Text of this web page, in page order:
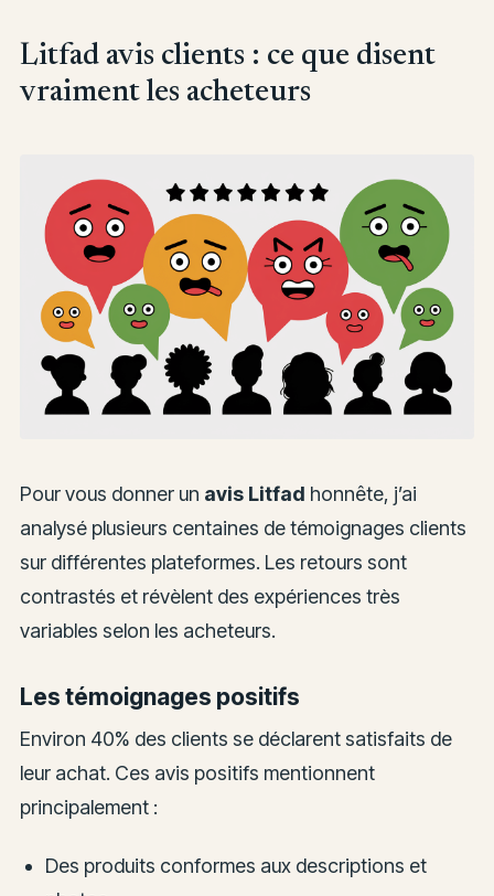
Litfad avis clients : ce que disent
vraiment les acheteurs
Pour vous donner un avis Litfad honnête, j’ai
analysé plusieurs centaines de témoignages clients
sur différentes plateformes. Les retours sont
contrastés et révèlent des expériences très
variables selon les acheteurs.
Les témoignages positifs
Environ 40% des clients se déclarent satisfaits de
leur achat. Ces avis positifs mentionnent
principalement :
Des produits conformes aux descriptions et